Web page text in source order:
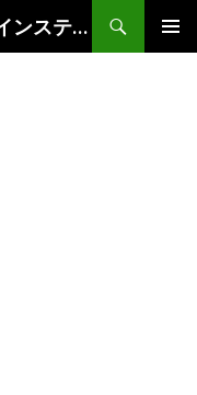
グローバルマクロ・リサーチ・インスティテュート